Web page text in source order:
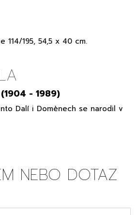
114/195, 54,5 x 40 cm.
(1904 - 1989)
Dalí i Domènech se narodil v
NEBO DOTAZ